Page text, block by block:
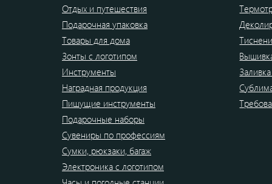
Отдых и путешествия
Подарочная упаковка
Товары для дома
Зонты с логотипом
Инструменты
Наградная продукция
Пишущие инструменты
Подарочные наборы
Сувениры по профессиям
Сумки, рюкзаки, багаж
Электроника с логотипом